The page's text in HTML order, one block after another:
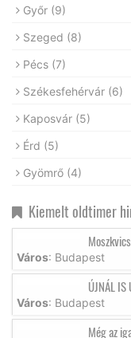
Győr (9)
Szeged (8)
Pécs (7)
Székesfehérvár (6)
Kaposvár (5)
Érd (5)
Gyömrő (4)
Kiemelt oldtimer
Város: Budapest
ÚJNÁL
Város: Budapest
Még az